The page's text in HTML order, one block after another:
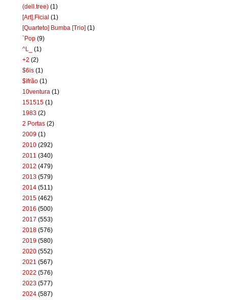
(dell.tree) (1)
[Art].Ficial (1)
[Quarteto] Bumba [Trio] (1)
`Pop (9)
^L_
(1)
+2 (2)
$6is (1)
$ifrão (1)
10ventura (1)
151515 (1)
1983 (2)
2 Portas (2)
2009 (1)
2010 (292)
2011 (340)
2012 (479)
2013 (579)
2014 (511)
2015 (462)
2016 (500)
2017 (553)
2018 (576)
2019 (580)
2020 (552)
2021 (567)
2022 (576)
2023 (577)
2024 (587)